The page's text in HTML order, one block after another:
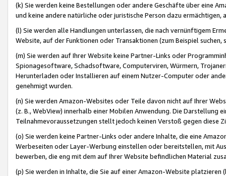
(k) Sie werden keine Bestellungen oder andere Geschäfte über eine
und keine andere natürliche oder juristische Person dazu
(l) Sie werden alle Handlungen unterlassen, die nach vernünftigem
Website, auf der Funktionen oder Transaktionen (zum Beispiel
(m) Sie werden auf Ihrer Website keine Partner-Links oder
Spionagesoftware, Schadsoftware, Computerviren, Würmern,
Herunterladen oder Installieren auf einem Nutzer-Computer oder
genehmigt wurden.
(n) Sie werden Amazon-Websites oder Teile davon nicht auf Ihrer
(z. B., WebView) innerhalb einer Mobilen Anwendung. Die Darstellung
Teilnahmevoraussetzungen stellt jedoch keinen Verstoß gegen diese
(o) Sie werden keine Partner-Links oder andere Inhalte, die eine
Werbeseiten oder Layer-Werbung einstellen oder bereitstellen, mit
bewerben, die eng mit dem auf Ihrer Website befindlichen Material
(p) Sie werden in Inhalte, die Sie auf einer Amazon-Website